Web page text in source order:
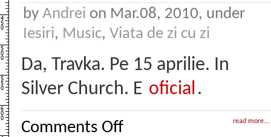
by Andrei on Mar.08, 2010, under
Iesiri, Music, Viata de zi cu zi
Da, Travka. Pe 15 aprilie. In
Silver Church. E oficial .
read more...
Comments Offon